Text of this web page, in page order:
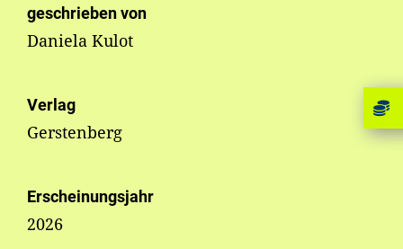
geschrieben von
Daniela Kulot
Verlag
Gerstenberg
Erscheinungsjahr
2026